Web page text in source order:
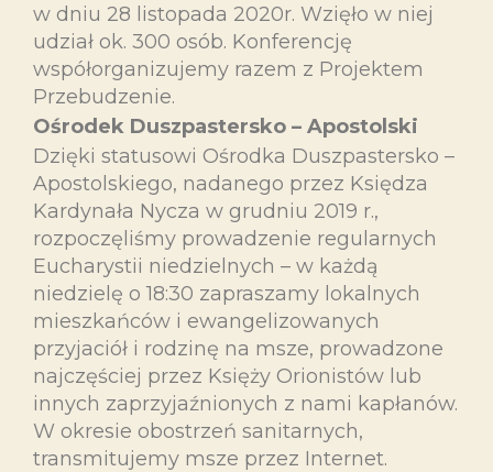
w dniu 28 listopada 2020r. Wzięło w niej
udział ok. 300 osób. Konferencję
współorganizujemy razem z Projektem
Przebudzenie.
Ośrodek Duszpastersko – Apostolski
Dzięki statusowi Ośrodka Duszpastersko –
Apostolskiego, nadanego przez Księdza
Kardynała Nycza w grudniu 2019 r.,
rozpoczęliśmy prowadzenie regularnych
Eucharystii niedzielnych – w każdą
niedzielę o 18:30 zapraszamy lokalnych
mieszkańców i ewangelizowanych
przyjaciół i rodzinę na msze, prowadzone
najczęściej przez Księży Orionistów lub
innych zaprzyjaźnionych z nami kapłanów.
W okresie obostrzeń sanitarnych,
transmitujemy msze przez Internet.